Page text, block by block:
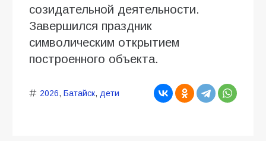
созидательной деятельности.
Завершился праздник
символическим открытием
построенного объекта.
2026, Батайск, дети